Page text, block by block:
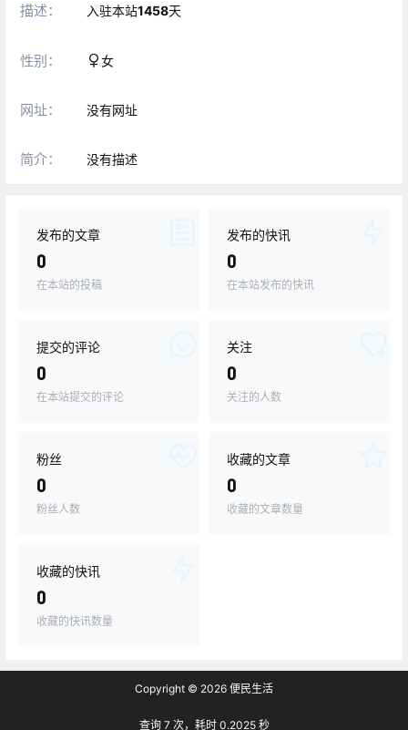
描述： 入驻本站1458天
性别： 女
网址： 没有网址
简介： 没有描述
发布的文章
0
在本站的投稿
发布的快讯
0
在本站发布的快讯
提交的评论
0
在本站提交的评论
关注
0
关注的人数
粉丝
0
粉丝人数
收藏的文章
0
收藏的文章数量
收藏的快讯
0
收藏的快讯数量
Copyright © 2026 便民生活
查询 7 次，耗时 0.2025 秒